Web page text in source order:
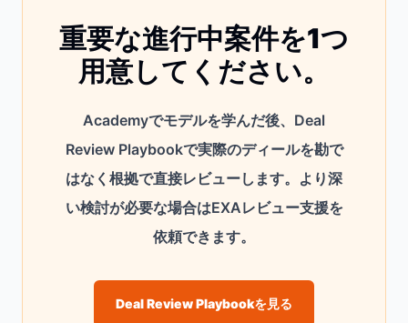
重要な進行中案件を1つ
用意してください。
Academyでモデルを学んだ後、Deal
Review Playbookで実際のディールを勘で
はなく根拠で直接レビューします。より深
い検討が必要な場合はEXAレビュー支援を
依頼できます。
Deal Review Playbookを見る